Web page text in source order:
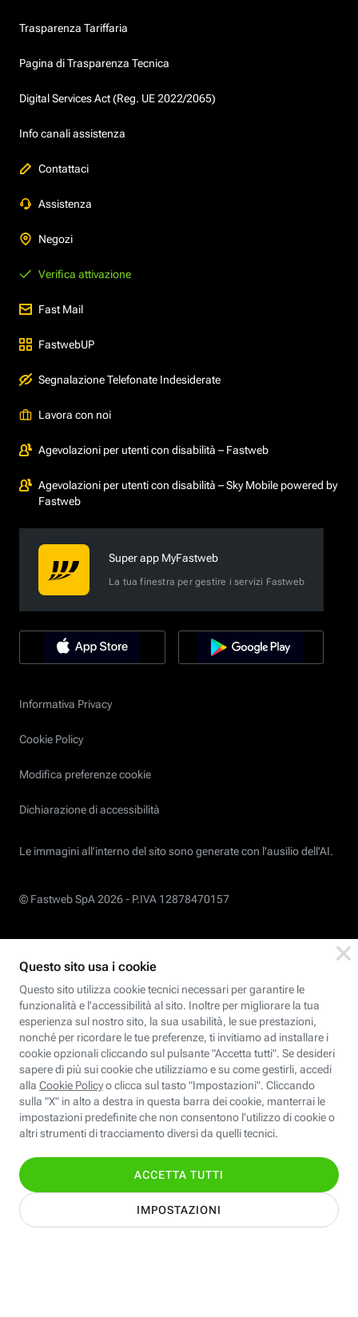
Trasparenza Tariffaria
Pagina di Trasparenza Tecnica
Digital Services Act (Reg. UE 2022/2065)
Info canali assistenza
Contattaci
Assistenza
Negozi
Verifica attivazione
Fast Mail
FastwebUP
Segnalazione Telefonate Indesiderate
Lavora con noi
Agevolazioni per utenti con disabilità – Fastweb
Agevolazioni per utenti con disabilità – Sky Mobile powered by
Fastweb
Super app MyFastweb
La tua finestra per gestire i servizi Fastweb
Informativa Privacy
Cookie Policy
Modifica preferenze cookie
Dichiarazione di accessibilità
Le immagini all’interno del sito sono generate con l'ausilio dell'AI.
© Fastweb SpA 2026 - P.IVA 12878470157